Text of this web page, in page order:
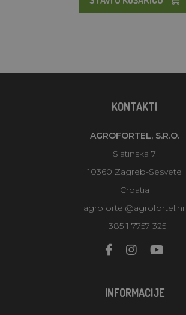
KONTAKTI
AGROFORTEL, S.R.O.
Slatinska 7
10360 Zagreb-Sesvete
Croatia
agrofortel@agrofortel.hr
+385 1 7757 325
INFORMACIJE